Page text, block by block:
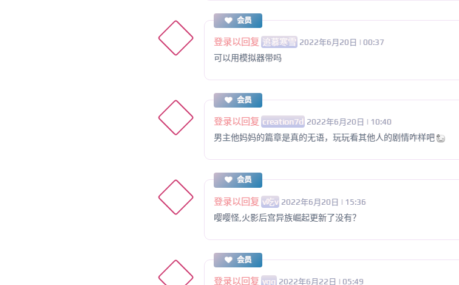
会员
登录以回复 追慕寒雪 2022年6月20日 | 00:37
可以用模拟器带吗
会员
登录以回复 creation7d 2022年6月20日 | 10:40
男主他妈妈的篇章是真的无语，玩玩看其他人的剧情咋样吧
会员
登录以回复 v吃v 2022年6月20日 | 15:36
嘤嘤怪,火影后宫异族崛起更新了没有？
会员
登录以回复 ygg 2022年6月22日 | 05:49